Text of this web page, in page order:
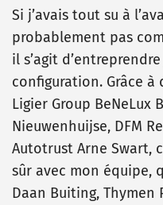
Si j’avais tout su à
probablement pas
il s’agit
configuration. Grâce
Ligier Group BeNeLux
Nieuwenhuijse, DFM
Autotrust Arne Swart,
sûr avec mon équipe,
Daan Buiting, Thymen